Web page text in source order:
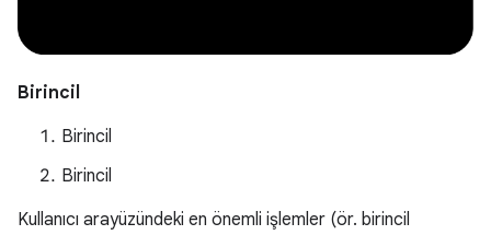
Birincil
Birincil
Birincil
Kullanıcı arayüzündeki en önemli işlemler (ör. birincil